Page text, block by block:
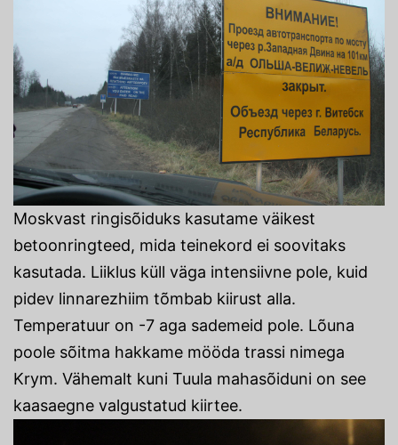
Moskvast ringisõiduks kasutame väikest
betoonringteed, mida teinekord ei soovitaks
kasutada. Liiklus küll väga intensiivne pole, kuid
pidev linnarezhiim tõmbab kiirust alla.
Temperatuur on -7 aga sademeid pole. Lõuna
poole sõitma hakkame mööda trassi nimega
Krym. Vähemalt kuni Tuula mahasõiduni on see
kaasaegne valgustatud kiirtee.